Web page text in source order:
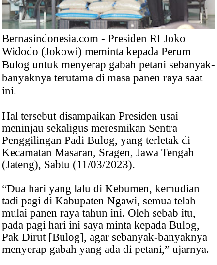
Bernasindonesia.com - Presiden RI Joko
Widodo (Jokowi) meminta kepada Perum
Bulog untuk menyerap gabah petani sebanyak-
banyaknya terutama di masa panen raya saat
ini.
Hal tersebut disampaikan Presiden usai
meninjau sekaligus meresmikan Sentra
Penggilingan Padi Bulog, yang terletak di
Kecamatan Masaran, Sragen, Jawa Tengah
(Jateng), Sabtu (11/03/2023).
“Dua hari yang lalu di Kebumen, kemudian
tadi pagi di Kabupaten Ngawi, semua telah
mulai panen raya tahun ini. Oleh sebab itu,
pada pagi hari ini saya minta kepada Bulog,
Pak Dirut [Bulog], agar sebanyak-banyaknya
menyerap gabah yang ada di petani,” ujarnya.